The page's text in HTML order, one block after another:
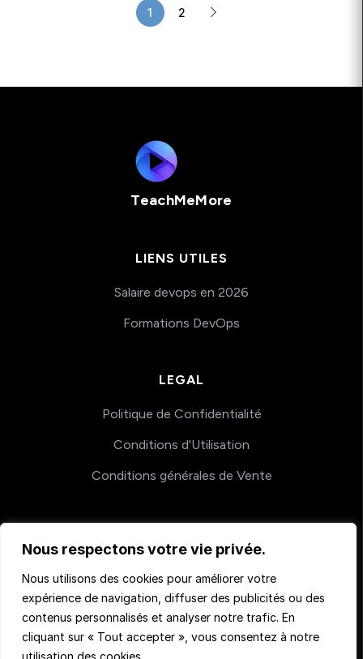
Nous respectons votre vie privée.
Nous utilisons des cookies pour améliorer votre
expérience de navigation, diffuser des publicités ou des
contenus personnalisés et analyser notre trafic. En
cliquant sur « Tout accepter », vous consentez à notre
utilisation des cookies.
1 2
TeachMeMore
LIENS UTILES
Salaire devops en 2026
Formations DevOps
LEGAL
Politique de Confidentialité
Conditions d'Utilisation
Conditions générales de Vente